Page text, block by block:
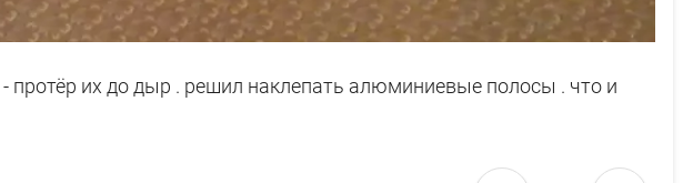
протёр их до дыр . решил наклепать алюминиевые полосы . что и